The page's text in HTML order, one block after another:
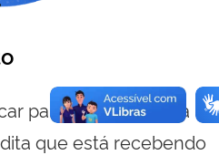
para visualizar essa
que está recebendo